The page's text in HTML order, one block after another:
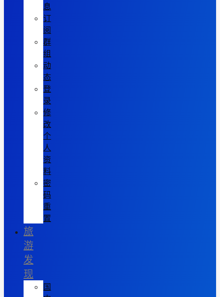
息
订
阅
群
组
动
态
登
录
修
改
个
人
资
料
密
码
重
置
旅
游
发
现
国